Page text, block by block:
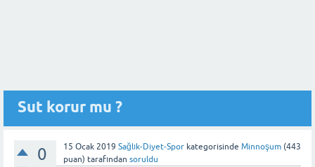
Sut korur mu ?
0 15 Ocak 2019 Sağlık-Diyet-Spor kategorisinde Minnoşum (443
puan) tarafından soruldu